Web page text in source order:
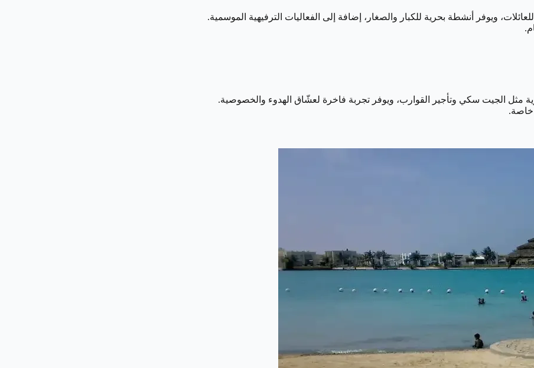
ويوفر أنشطة بحرية للكبار والصغار، إضافة إلى الفعاليات الترفيهية الموسمية.
الجيت سكي وتأجير القوارب، ويوفر تجربة فاخرة لعشّاق الهدوء والخصوصية.
خاصة.